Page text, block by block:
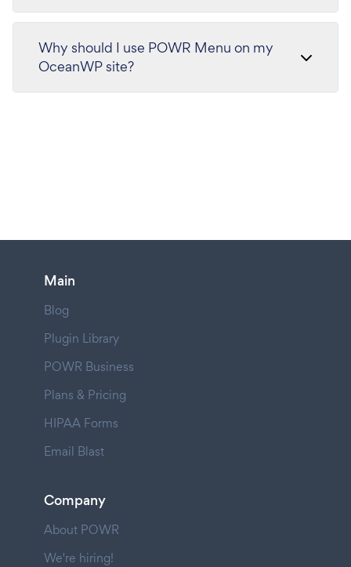
Why should I use POWR Menu on my
OceanWP site?
Main
Blog
Plugin Library
POWR Business
Plans & Pricing
HIPAA Forms
Email Blast
Company
About POWR
We're hiring!